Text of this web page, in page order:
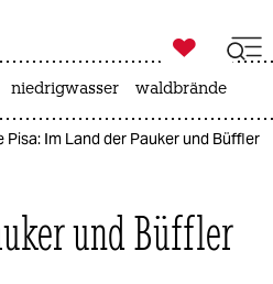
ich
ich

taz zahl ich
niedrigwasser waldbrände
Pisa: Im Land der Pauker und Büffler
und Büffler